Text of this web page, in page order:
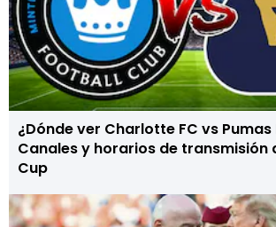
¿Dónde ver Charlotte FC vs Pumas
Canales y horarios de transmisión
Cup